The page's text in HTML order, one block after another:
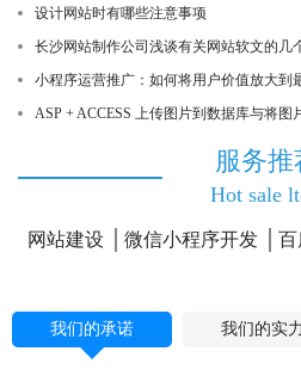
设计网站时有哪些注意事项
长沙网站制作公司浅谈有关网站软文的几
小程序运营推广：如何将用户价值放大到
ASP + ACCESS 上传图片到数据库与将
服务推
Hot sale
网站建设 微信小程序开发 百
我们的承诺 我们的实力